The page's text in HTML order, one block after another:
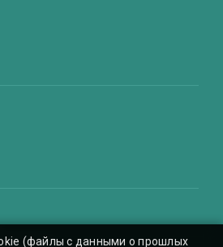
(файлы с данными о прошлых